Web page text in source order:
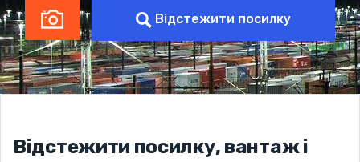
Відстежити посилку
Відстежити посилку, вантаж і